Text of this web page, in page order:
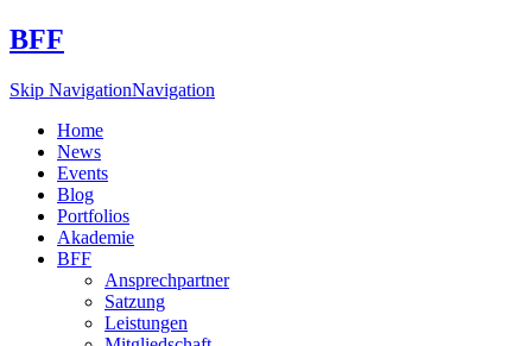
BFF
Skip NavigationNavigation
Home
News
Events
Blog
Portfolios
Akademie
BFF
Ansprechpartner
Satzung
Leistungen